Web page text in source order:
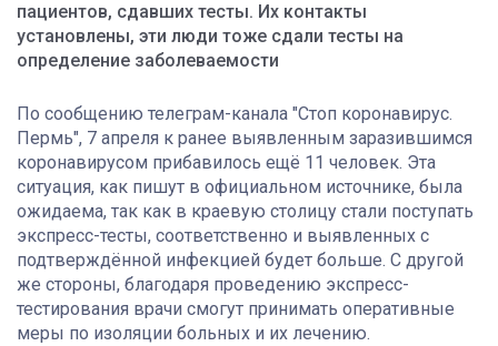
пациентов, сдавших тесты. Их контакты
установлены, эти люди тоже сдали тесты на
определение заболеваемости
По сообщению телеграм-канала "Стоп коронавирус.
Пермь", 7 апреля к ранее выявленным заразившимся
коронавирусом прибавилось ещё 11 человек. Эта
ситуация, как пишут в официальном источнике, была
ожидаема, так как в краевую столицу стали поступать
экспресс-тесты, соответственно и выявленных с
подтверждённой инфекцией будет больше. С другой
же стороны, благодаря проведению экспресс-
тестирования врачи смогут принимать оперативные
меры по изоляции больных и их лечению.